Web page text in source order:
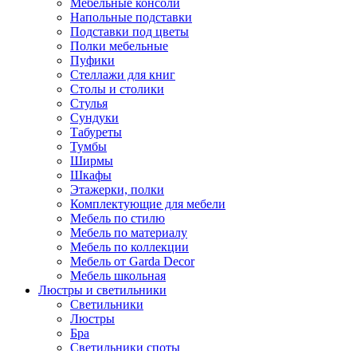
Мебельные консоли
Напольные подставки
Подставки под цветы
Полки мебельные
Пуфики
Стеллажи для книг
Столы и столики
Стулья
Сундуки
Табуреты
Тумбы
Ширмы
Шкафы
Этажерки, полки
Комплектующие для мебели
Мебель по стилю
Мебель по материалу
Мебель по коллекции
Мебель от Garda Decor
Мебель школьная
Люстры и светильники
Светильники
Люстры
Бра
Светильники споты